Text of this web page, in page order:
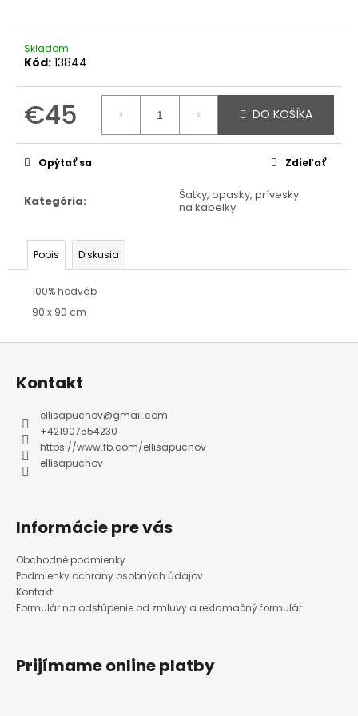
Skladom
Kód: 13844
€45
cena:
DO KOŠÍKA
Kategória:
Šatky, opasky, prívesky
na kabelky
Opýtať sa Zdieľať
Popis Diskusia
100% hodváb
90 x 90 cm
Z
Kontakt
ellisapuchov@gmail.com
+421907554230
https://www.fb.com/ellisapuchov
ellisapuchov
Informácie pre vás
Obchodné podmienky
Podmienky ochrany osobných údajov
Kontakt
Formulár na odstúpenie od zmluvy a reklamačný formulár
Prijímame online platby